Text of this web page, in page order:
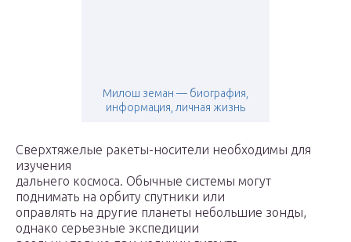
Милош земан — биография,
информация, личная жизнь
Сверхтяжелые ракеты-носители необходимы для
изучения
дальнего космоса. Обычные системы могут
поднимать на орбиту спутники или
оправлять на другие планеты небольшие зонды,
однако серьезные экспедиции